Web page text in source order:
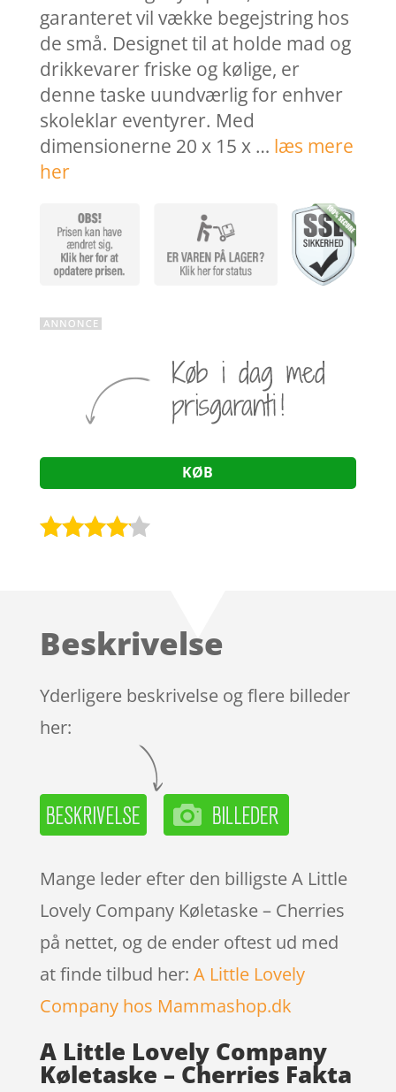
garanteret vil vække begejstring hos
de små. Designet til at holde mad og
drikkevarer friske og kølige, er
denne taske uundværlig for enhver
skoleklar eventyrer. Med
dimensionerne 20 x 15 x … læs mere
her
KØB
på
ømmels
er
Beskrivelse
Yderligere beskrivelse og flere billeder
her:
Mange leder efter den billigste A Little
Lovely Company Køletaske – Cherries
på nettet, og de ender oftest ud med
at finde tilbud her: A Little Lovely
Company hos Mammashop.dk
A Little Lovely Company
Køletaske – Cherries Fakta